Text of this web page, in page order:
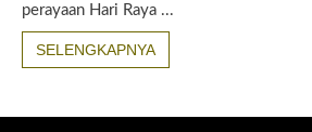
perayaan Hari Raya ...
SELENGKAPNYA